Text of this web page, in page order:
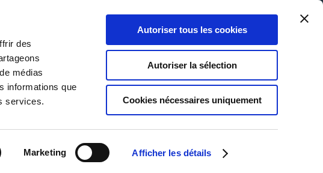
des
médias
informations que
services.
Marketing Afficher les détails
Autoriser tous les cookies
Autoriser la sélection
Cookies nécessaires uniquement
0
Panier
0
Ma liste
Connexion
: 3 À 5 JOURS OUVRÉS ⏱️